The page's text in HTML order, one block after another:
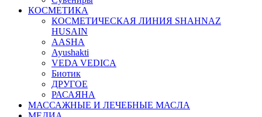
КОСМЕТИКА
КОСМЕТИЧЕСКАЯ ЛИНИЯ SHAHNAZ
HUSAIN
AASHA
Ayushakti
VEDA VEDICA
Биотик
ДРУГОЕ
РАСАЯНА
МАССАЖНЫЕ И ЛЕЧЕБНЫЕ МАСЛА